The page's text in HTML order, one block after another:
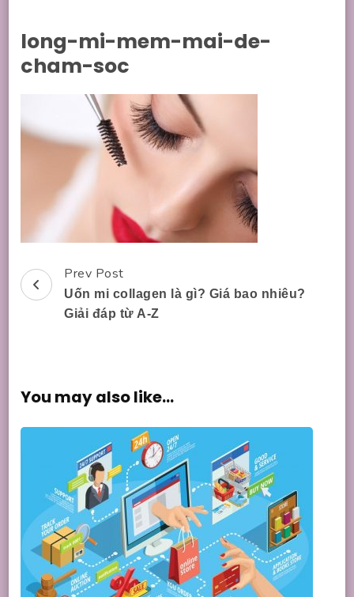
long-mi-mem-mai-de-
cham-soc
Post
Navigation
Prev Post
Uốn mi collagen là gì? Giá bao nhiêu?
Giải đáp từ A-Z
You may also like...